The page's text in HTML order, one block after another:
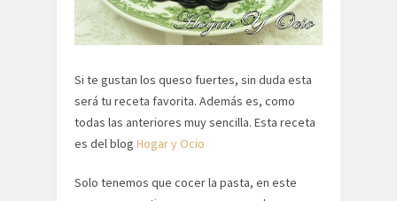
Si te gustan los queso fuertes, sin duda esta
será tu receta favorita. Además es, como
todas las anteriores muy sencilla. Esta receta
es del blog Hogar y Ocio
Solo tenemos que cocer la pasta, en este